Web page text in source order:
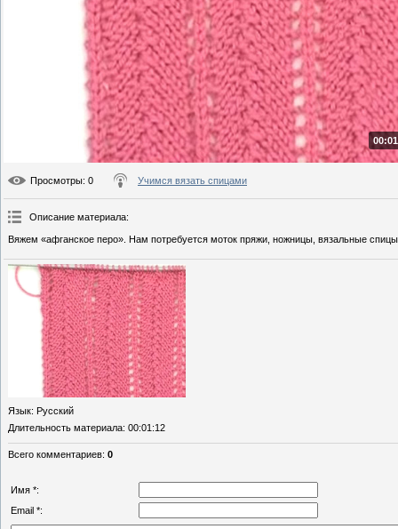
Просмотры: 0 Учимся вязать спицами
Описание материала:
Вяжем «афганское перо». Нам потребуется моток пряжи, ножницы, вязальные
Язык: Русский
Длительность материала: 00:01:12
Всего комментариев: 0
Имя *:
Email *: